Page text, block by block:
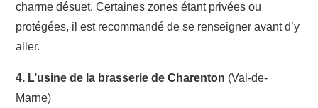
charme désuet. Certaines zones étant privées ou
protégées, il est recommandé de se renseigner avant d’y
aller.
4. L’usine de la brasserie de Charenton (Val-de-
Marne)